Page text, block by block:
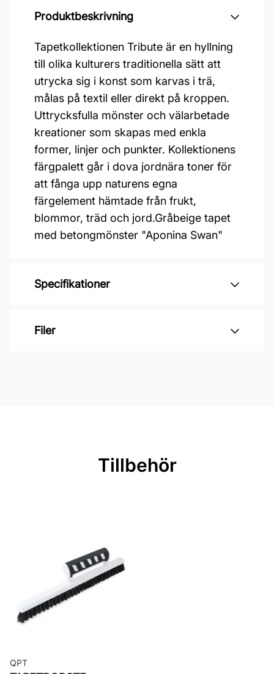
Produktbeskrivning
Tapetkollektionen Tribute är en hyllning
till olika kulturers traditionella sätt att
utrycka sig i konst som karvas i trä,
målas på textil eller direkt på kroppen.
Uttrycksfulla mönster och välarbetade
kreationer som skapas med enkla
former, linjer och punkter. Kollektionens
färgpalett går i dova jordnära toner för
att fånga upp naturens egna
färgelement hämtade från frukt,
blommor, träd och jord.Gråbeige tapet
med betongmönster "Aponina Swan"
Specifikationer
Varumärke: Midbec Tapeter
Bredd: 0,53 m
Leverantörens artikelnummer:
PRI806
Filer
Tillbehör
QPT